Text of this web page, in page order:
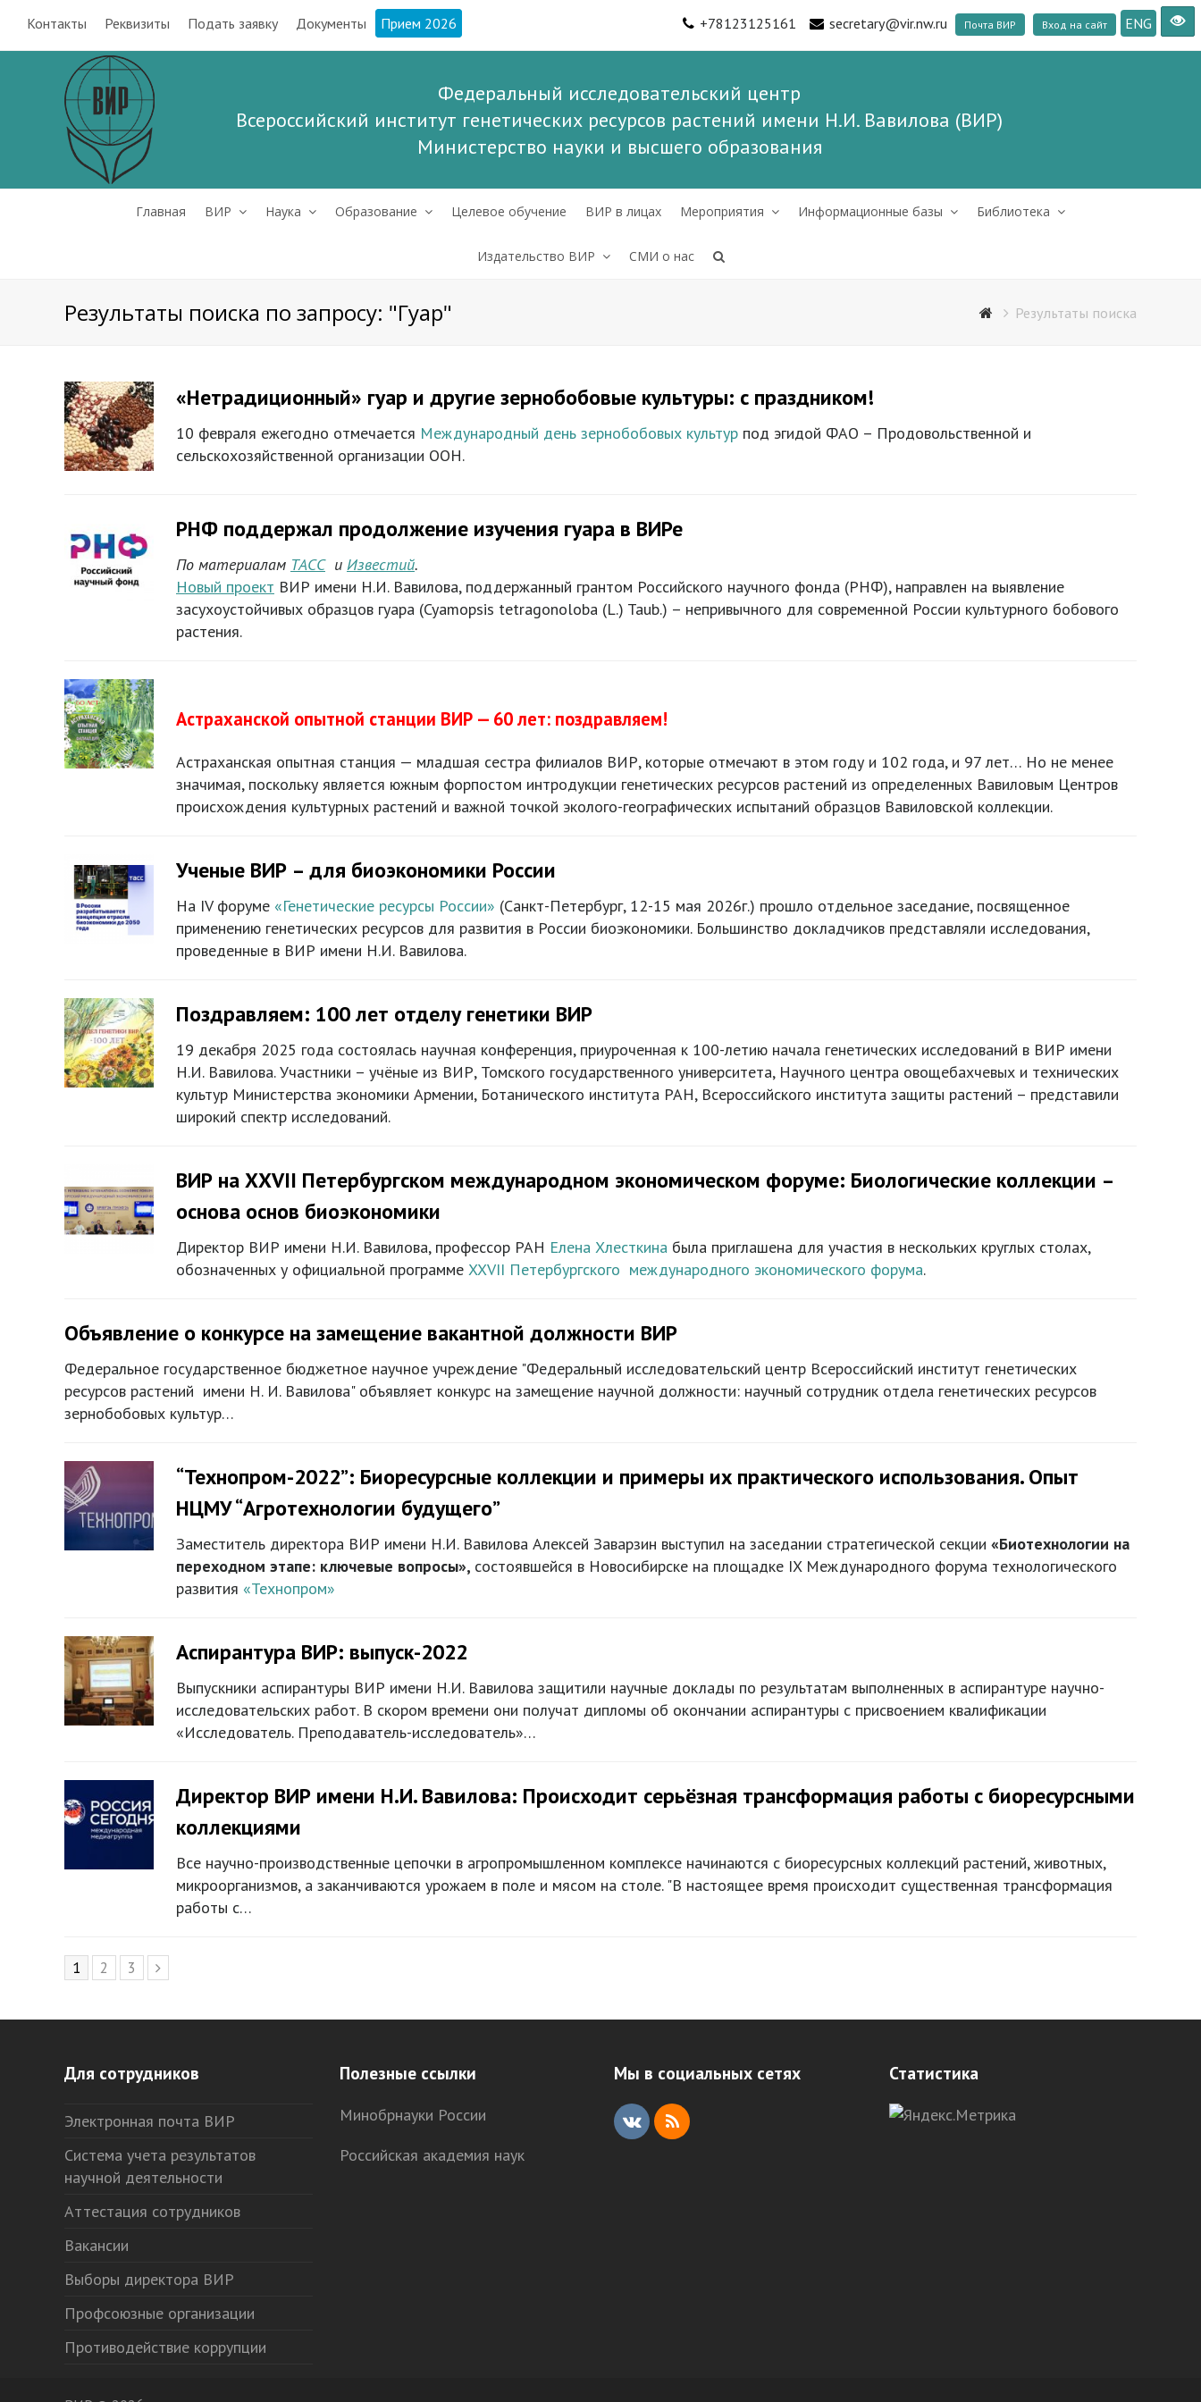
Контакты Реквизиты Подать заявку Документы Прием 2026 +78123125161 secretary@vir.nw.ru Почта ВИР Вход на сайт ENG
Федеральный исследовательский центр
Всероссийский институт генетических ресурсов растений имени Н.И. Вавилова (ВИР)
Министерство науки и высшего образования
Главная ВИР Наука Образование Целевое обучение ВИР в лицах Мероприятия Информационные базы Библиотека
Издательство ВИР СМИ о нас
Результаты поиска по запросу: "Гуар" Результаты поиска
«Нетрадиционный» гуар и другие зернобобовые культуры: с праздником!
10 февраля ежегодно отмечается Международный день зернобобовых культур под эгидой ФАО – Продовольственной и
сельскохозяйственной организации ООН.
РНФ поддержал продолжение изучения гуара в ВИРе
По материалам ТАССи Известий.
Новый проект ВИР имени Н.И. Вавилова, поддержанный грантом Российского научного фонда (РНФ), направлен на выявление
засухоустойчивых образцов гуара (Cyamopsis tetragonolоba (L.) Taub.) – непривычного для современной России культурного бобового
растения.
Астраханской опытной станции ВИР — 60 лет: поздравляем!
Астраханская опытная станция — младшая сестра филиалов ВИР, которые отмечают в этом году и 102 года, и 97 лет… Но не менее
значимая, поскольку является южным форпостом интродукции генетических ресурсов растений из определенных Вавиловым Центров
происхождения культурных растений и важной точкой эколого-географических испытаний образцов Вавиловской коллекции.
Ученые ВИР – для биоэкономики России
На IV форуме «Генетические ресурсы России» (Санкт-Петербург, 12-15 мая 2026г.) прошло отдельное заседание, посвященное
применению генетических ресурсов для развития в России биоэкономики. Большинство докладчиков представляли исследования,
проведенные в ВИР имени Н.И. Вавилова.
Поздравляем: 100 лет отделу генетики ВИР
19 декабря 2025 года состоялась научная конференция, приуроченная к 100-летию начала генетических исследований в ВИР имени
Н.И. Вавилова. Участники – учёные из ВИР, Томского государственного университета, Научного центра овощебахчевых и технических
культур Министерства экономики Армении, Ботанического института РАН, Всероссийского института защиты растений – представили
широкий спектр исследований.
ВИР на ХХVII Петербургском международном экономическом форуме: Биологические коллекции –
основа основ биоэкономики
Директор ВИР имени Н.И. Вавилова, профессор РАН Елена Хлесткина была приглашена для участия в нескольких круглых столах,
обозначенных у официальной программе XXVII Петербургского международного экономического форума.
Объявление о конкурсе на замещение вакантной должности ВИР
Федеральное государственное бюджетное научное учреждение "Федеральный исследовательский центр Всероссийский институт генетических
ресурсов растений имени Н. И. Вавилова" объявляет конкурс на замещение научной должности: научный сотрудник отдела генетических ресурсов
зернобобовых культур…
“Технопром-2022”: Биоресурсные коллекции и примеры их практического использования. Опыт
НЦМУ “Агротехнологии будущего”
Заместитель директора ВИР имени Н.И. Вавилова Алексей Заварзин выступил на заседании стратегической секции «Биотехнологии на
переходном этапе: ключевые вопросы», состоявшейся в Новосибирске на площадке IX Международного форума технологического
развития «Технопром»
Аспирантура ВИР: выпуск-2022
Выпускники аспирантуры ВИР имени Н.И. Вавилова защитили научные доклады по результатам выполненных в аспирантуре научно-
исследовательских работ. В скором времени они получат дипломы об окончании аспирантуры с присвоением квалификации
«Исследователь. Преподаватель-исследователь»…
Директор ВИР имени Н.И. Вавилова: Происходит серьёзная трансформация работы с биоресурсными
коллекциями
Все научно-производственные цепочки в агропромышленном комплексе начинаются с биоресурсных коллекций растений, животных,
микроорганизмов, а заканчиваются урожаем в поле и мясом на столе. "В настоящее время происходит существенная трансформация
работы с…
Page
1 Page
2 Page
3
Для сотрудников
Электронная почта ВИР
Система учета результатов
научной деятельности
Аттестация сотрудников
Вакансии
Выборы директора ВИР
Профсоюзные организации
Противодействие коррупции
Полезные ссылки
Минобрнауки России
Российская академия наук
Мы в социальных сетях
V
R
Статистика